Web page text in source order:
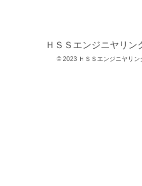
ＨＳＳエンジニヤリン
© 2023 ＨＳＳエンジニヤリン